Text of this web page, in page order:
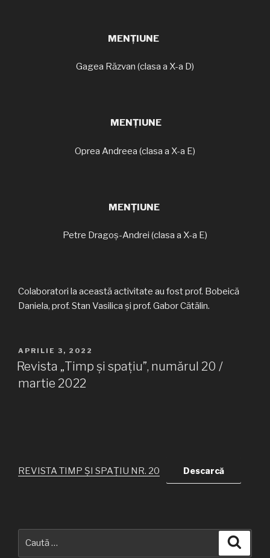
MENȚIUNE
Gagea Răzvan (clasa a X-a D)
MENȚIUNE
Oprea Andreea (clasa a X-a E)
MENȚIUNE
Petre Dragoș-Andrei (clasa a X-a E)
Colaboratori la această activitate au fost prof. Bobeică
Daniela, prof. Stan Vasilica și prof. Gabor Cătălin.
PUBLICAT
PE
APRILIE 3, 2022
Revista „Timp și spațiu”, numărul 20 /
martie 2022
REVISTA TIMP ȘI SPAȚIU NR. 20 Descarcă